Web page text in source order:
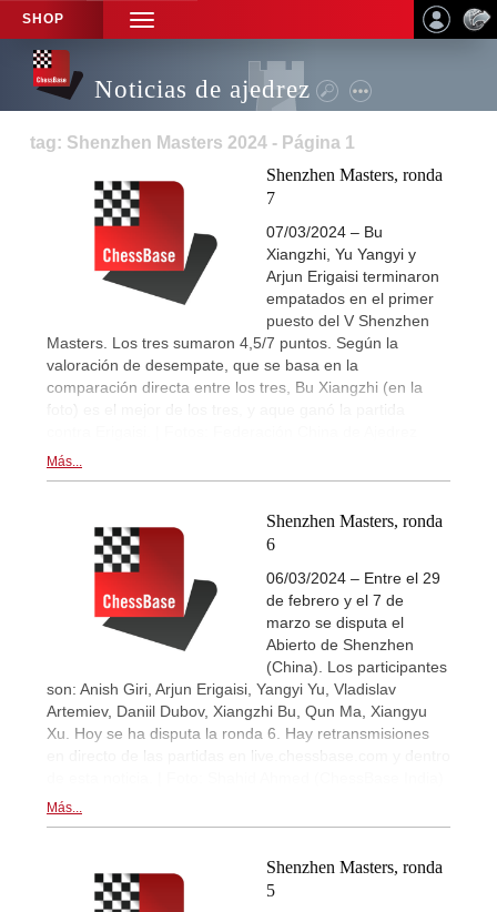
SHOP
TOGGLE
NAVIGATION
Noticias de ajedrez
tag: Shenzhen Masters 2024 - Página 1
Shenzhen Masters, ronda
7
07/03/2024 – Bu
Xiangzhi, Yu Yangyi y
Arjun Erigaisi terminaron
empatados en el primer
puesto del V Shenzhen
Masters. Los tres sumaron 4,5/7 puntos. Según la
valoración de desempate, que se basa en la
comparación directa entre los tres, Bu Xiangzhi (en la
foto) es el mejor de los tres, y aque ganó la partida
Más...
Shenzhen Masters, ronda
6
06/03/2024 – Entre el 29
de febrero y el 7 de
marzo se disputa el
Abierto de Shenzhen
(China). Los participantes
son: Anish Giri, Arjun Erigaisi, Yangyi Yu, Vladislav
Artemiev, Daniil Dubov, Xiangzhi Bu, Qun Ma, Xiangyu
Xu. Hoy se ha disputa la ronda 6. Hay retransmisiones
en directo de las partidas en live.chessbase.com y dentro
Más...
Shenzhen Masters, ronda
5